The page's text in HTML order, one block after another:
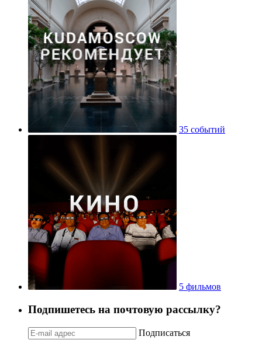
35 событий
5 фильмов
Подпишетесь на почтовую рассылку?
Подписаться